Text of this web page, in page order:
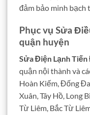
đảm bảo minh bạch
Phục vụ Sửa
quận huyện
Sửa Điện Lạnh
quận nội thành và
Hoàn Kiếm, Đống
Xuân, Tây Hồ, Long
Từ Liêm, Bắc Từ